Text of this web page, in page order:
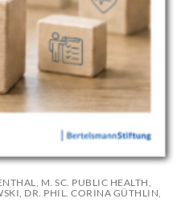
M. SC. PUBLIC HEALTH,
DR. PHIL. CORINA GÜTHLIN,